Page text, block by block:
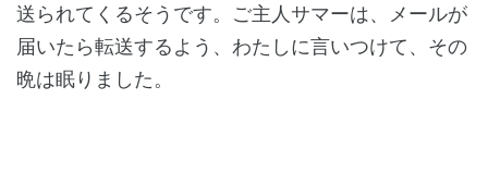
送られてくるそうです。ご主人サマーは、メールが
届いたら転送するよう、わたしに言いつけて、その
晩は眠りました。